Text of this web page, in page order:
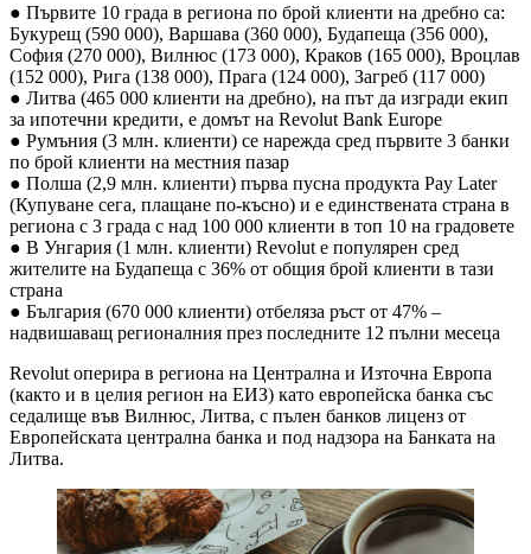
● Първите 10 града в региона по брой клиенти на дребно са:
Букурещ (590 000), Варшава (360 000), Будапеща (356 000),
София (270 000), Вилнюс (173 000), Краков (165 000), Вроцлав
(152 000), Рига (138 000), Прага (124 000), Загреб (117 000)
● Литва (465 000 клиенти на дребно), на път да изгради екип
за ипотечни кредити, е домът на Revolut Bank Europe
● Румъния (3 млн. клиенти) се нарежда сред първите 3 банки
по брой клиенти на местния пазар
● Полша (2,9 млн. клиенти) първа пусна продукта Pay Later
(Купуване сега, плащане по-късно) и е единствената страна в
региона с 3 града с над 100 000 клиенти в топ 10 на градовете
● В Унгария (1 млн. клиенти) Revolut е популярен сред
жителите на Будапеща с 36% от общия брой клиенти в тази
страна
● България (670 000 клиенти) отбеляза ръст от 47% –
надвишаващ регионалния през последните 12 пълни месеца
Revolut оперира в региона на Централна и Източна Европа
(както и в целия регион на ЕИЗ) като европейска банка със
седалище във Вилнюс, Литва, с пълен банков лиценз от
Европейската централна банка и под надзора на Банката на
Литва.